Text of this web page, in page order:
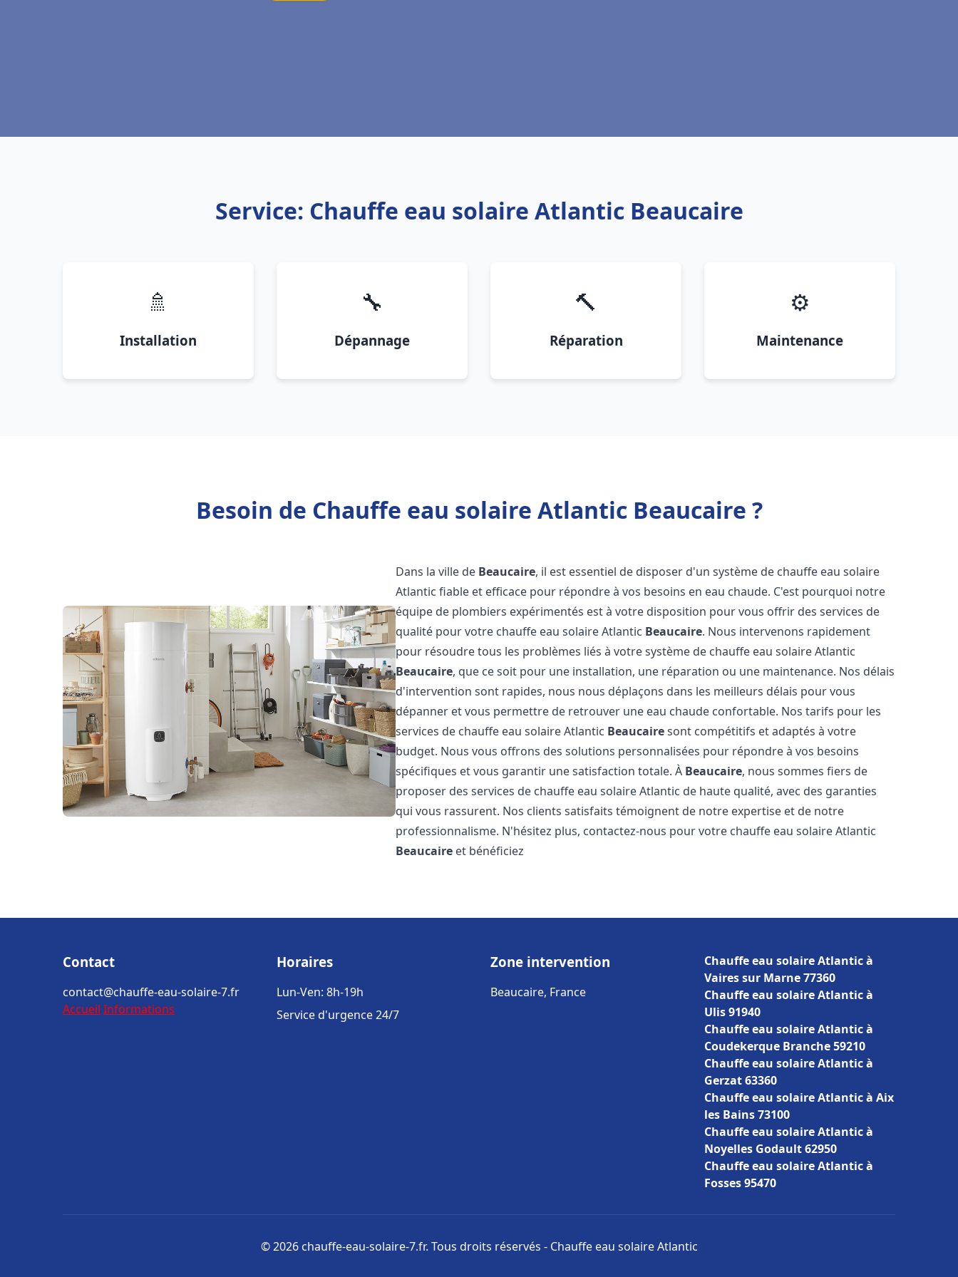
Service: Chauffe eau solaire Atlantic Beaucaire
🚿
Installation
🔧
Dépannage
🔨
Réparation
⚙️
Maintenance
Besoin de Chauffe eau solaire Atlantic Beaucaire ?
Dans la ville de Beaucaire, il est essentiel de disposer d'un système de chauffe eau solaire
Atlantic fiable et efficace pour répondre à vos besoins en eau chaude. C'est pourquoi notre
équipe de plombiers expérimentés est à votre disposition pour vous offrir des services de
qualité pour votre chauffe eau solaire Atlantic Beaucaire. Nous intervenons rapidement
pour résoudre tous les problèmes liés à votre système de chauffe eau solaire Atlantic
Beaucaire, que ce soit pour une installation, une réparation ou une maintenance. Nos délais
d'intervention sont rapides, nous nous déplaçons dans les meilleurs délais pour vous
dépanner et vous permettre de retrouver une eau chaude confortable. Nos tarifs pour les
services de chauffe eau solaire Atlantic Beaucairesont compétitifs et adaptés à votre
budget. Nous vous offrons des solutions personnalisées pour répondre à vos besoins
spécifiques et vous garantir une satisfaction totale. À Beaucaire, nous sommes fiers de
proposer des services de chauffe eau solaire Atlantic de haute qualité, avec des garanties
qui vous rassurent. Nos clients satisfaits témoignent de notre expertise et de notre
professionnalisme. N'hésitez plus, contactez-nous pour votre chauffe eau solaire Atlantic
Beaucaire et bénéficiez
Contact
contact@chauffe-eau-solaire-7.fr
Accueil Informations
Horaires
Lun-Ven: 8h-19h
Service d'urgence 24/7
Zone intervention
Beaucaire, France
Chauffe eau solaire Atlantic à
Vaires sur Marne 77360
Chauffe eau solaire Atlantic à
Ulis 91940
Chauffe eau solaire Atlantic à
Coudekerque Branche 59210
Chauffe eau solaire Atlantic à
Gerzat 63360
Chauffe eau solaire Atlantic à Aix
les Bains 73100
Chauffe eau solaire Atlantic à
Noyelles Godault 62950
Chauffe eau solaire Atlantic à
Fosses 95470
© 2026 chauffe-eau-solaire-7.fr. Tous droits réservés - Chauffe eau solaire Atlantic